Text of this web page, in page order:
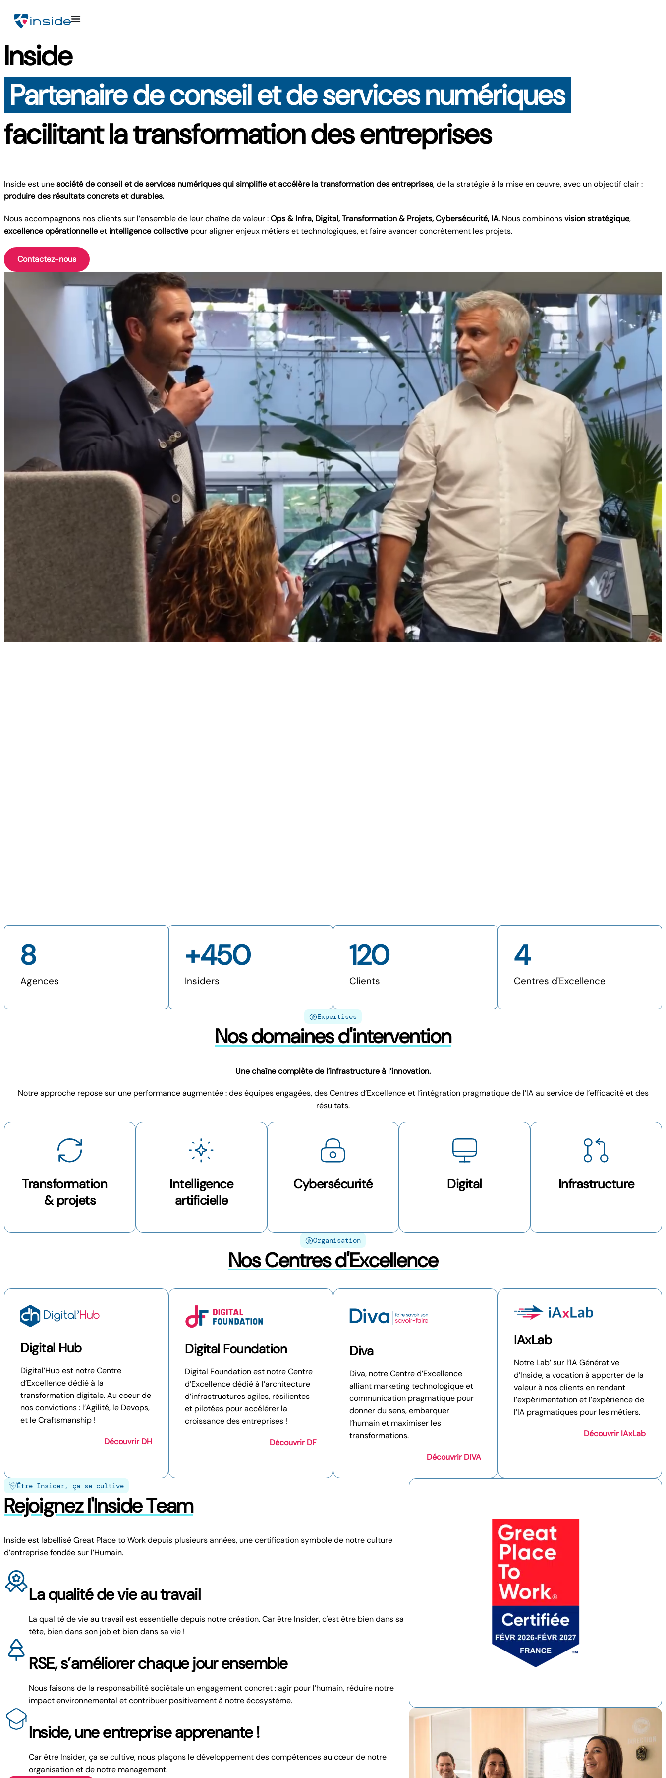
Inside
Partenaire de conseil et de services numériques
facilitant la transformation des entreprises
Inside est unesociété de conseil et de services numériquesqui simplifie et accélère la transformation des entreprises, de la stratégie à la mise en œuvre, avec un objectif clair :
produire des résultats concrets et durables.
Nous accompagnons nos clients sur l’ensemble de leur chaîne de valeur :Ops & Infra, Digital, Transformation & Projets, Cybersécurité, IA. Nous combinonsvision stratégique,
excellence opérationnelleet intelligence collective pour aligner enjeux métiers et technologiques, et faire avancer concrètement les projets.
Contactez-nous
Agences
8
Insiders
+450
Clients
120
Centres d'Excellence
4
Expertises
Nos domaines d'intervention
Une chaîne complète de l’infrastructure à l’innovation.
Notre approche repose sur une performance augmentée : des équipes engagées, des Centres d’Excellence et l’intégration pragmatique de l’IA au service de l’efficacité et des
résultats.
Transformation
& projets
Intelligence
artificielle
Cybersécurité Digital Infrastructure
Organisation
Nos Centres d'Excellence
Digital Hub
Digital’Hub est notre Centre
d’Excellence dédié à la
transformation digitale. Au coeur de
nos convictions : l’Agilité, le Devops,
et le Craftsmanship !
Découvrir DH
Digital Foundation
Digital Foundation est notre Centre
d’Excellence dédié à l’architecture
d’infrastructures agiles, résilientes
et pilotées pour accélérer la
croissance des entreprises !
Découvrir DF
Diva
Diva, notre Centre d’Excellence
alliant marketing technologique et
communication pragmatique pour
donner du sens, embarquer
l’humain et maximiser les
transformations.
Découvrir DIVA
IAxLab
Notre Lab’ sur l’IA Générative
d’Inside, a vocation à apporter de la
valeur à nos clients en rendant
l’expérimentation et l’expérience de
l’IA pragmatiques pour les métiers.
Découvrir IAxLab
Être Insider, ça se cultive
Rejoignez l'Inside Team
Inside est labellisé Great Place to Work depuis plusieurs années, une certification symbole de notre culture
d’entreprise fondée sur l’Humain.
La qualité de vie au travail
La qualité de vie au travail est essentielle depuis notre création. Car être Insider, c'est être bien dans sa
tête, bien dans son job et bien dans sa vie !
RSE, s’améliorer chaque jour ensemble
Nous faisons de la responsabilité sociétale un engagement concret : agir pour l’humain, réduire notre
impact environnemental et contribuer positivement à notre écosystème.
Inside, une entreprise apprenante !
Car être Insider, ça se cultive, nous plaçons le développement des compétences au cœur de notre
organisation et de notre management.